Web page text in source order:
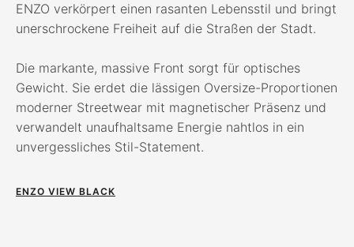
ENZO verkörpert einen rasanten Lebensstil und bringt
unerschrockene Freiheit auf die Straßen der Stadt.
Die markante, massive Front sorgt für optisches
Gewicht. Sie erdet die lässigen Oversize-Proportionen
moderner Streetwear mit magnetischer Präsenz und
verwandelt unaufhaltsame Energie nahtlos in ein
unvergessliches Stil-Statement.
ENZO VIEW BLACK